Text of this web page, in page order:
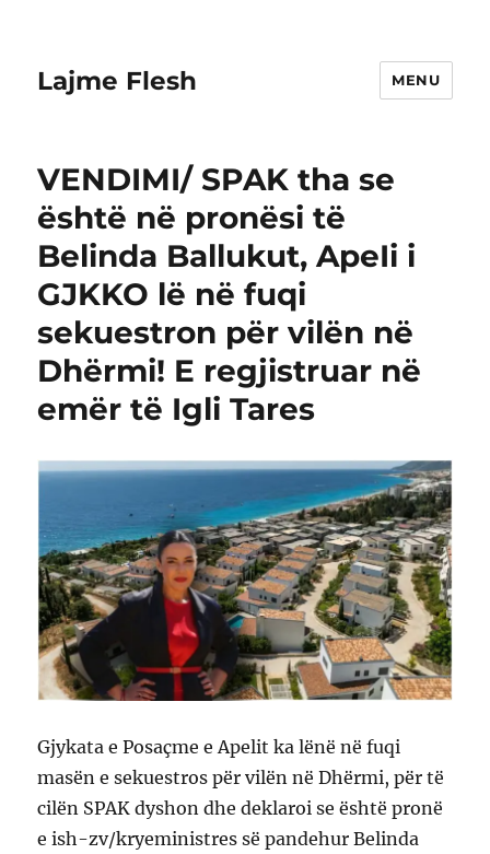
Lajme Flesh MENU
VENDIMI/ SPAK tha se
është në pronësi të
Belinda Ballukut, ApeIi i
GJKKO lë në fuqi
sekuestron për vilën në
Dhërmi! E regjistruar në
emër të Igli Tares
Gjykata e Posaçme e Apelit ka lënë në fuqi
masën e sekuestros për vilën në Dhërmi, për të
cilën SPAK dyshon dhe deklaroi se është pronë
e ish-zv/kryeministres së pandehur Belinda